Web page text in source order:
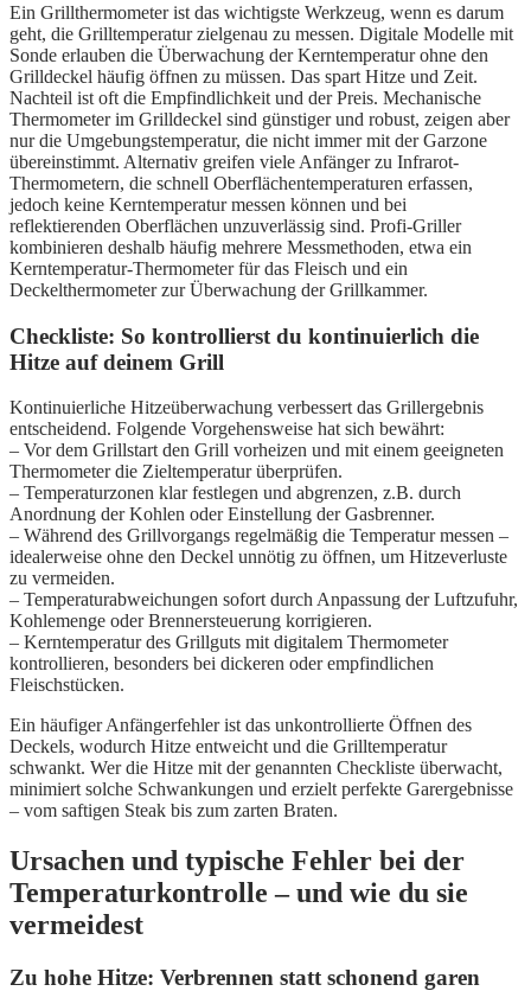
Ein Grillthermometer ist das wichtigste Werkzeug, wenn es darum
geht, die Grilltemperatur zielgenau zu messen. Digitale Modelle mit
Sonde erlauben die Überwachung der Kerntemperatur ohne den
Grilldeckel häufig öffnen zu müssen. Das spart Hitze und Zeit.
Nachteil ist oft die Empfindlichkeit und der Preis. Mechanische
Thermometer im Grilldeckel sind günstiger und robust, zeigen aber
nur die Umgebungstemperatur, die nicht immer mit der Garzone
übereinstimmt. Alternativ greifen viele Anfänger zu Infrarot-
Thermometern, die schnell Oberflächentemperaturen erfassen,
jedoch keine Kerntemperatur messen können und bei
reflektierenden Oberflächen unzuverlässig sind. Profi-Griller
kombinieren deshalb häufig mehrere Messmethoden, etwa ein
Kerntemperatur-Thermometer für das Fleisch und ein
Deckelthermometer zur Überwachung der Grillkammer.
Checkliste: So kontrollierst du kontinuierlich die
Hitze auf deinem Grill
Kontinuierliche Hitzeüberwachung verbessert das Grillergebnis
entscheidend. Folgende Vorgehensweise hat sich bewährt:
– Vor dem Grillstart den Grill vorheizen und mit einem geeigneten
Thermometer die Zieltemperatur überprüfen.
– Temperaturzonen klar festlegen und abgrenzen, z.B. durch
Anordnung der Kohlen oder Einstellung der Gasbrenner.
– Während des Grillvorgangs regelmäßig die Temperatur messen –
idealerweise ohne den Deckel unnötig zu öffnen, um Hitzeverluste
zu vermeiden.
– Temperaturabweichungen sofort durch Anpassung der Luftzufuhr,
Kohlemenge oder Brennersteuerung korrigieren.
– Kerntemperatur des Grillguts mit digitalem Thermometer
kontrollieren, besonders bei dickeren oder empfindlichen
Fleischstücken.
Ein häufiger Anfängerfehler ist das unkontrollierte Öffnen des
Deckels, wodurch Hitze entweicht und die Grilltemperatur
schwankt. Wer die Hitze mit der genannten Checkliste überwacht,
minimiert solche Schwankungen und erzielt perfekte Garergebnisse
– vom saftigen Steak bis zum zarten Braten.
Ursachen und typische Fehler bei der
Temperaturkontrolle – und wie du sie
vermeidest
Zu hohe Hitze: Verbrennen statt schonend garen